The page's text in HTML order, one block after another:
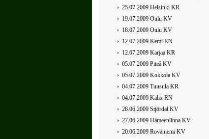
25.07.2009 Helsinki KR
19.07.2009 Oulu KV
18.07.2009 Oulu KV
12.07.2009 Kemi RN
12.07.2009 Karjaa KR
05.07.2009 Piteå KV
05.07.2009 Kokkola KV
04.07.2009 Tuusula KR
04.07.2009 Kalix RN
28.06.2009 Stjördal KV
27.06.2009 Hämeenlinna KV
20.06.2009 Rovaniemi KV